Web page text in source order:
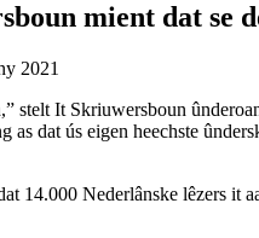
mient dat se
2021
stelt It Skriuwersboun
as dat ús eigen heechste
14.000 Nederlânske lêzers it